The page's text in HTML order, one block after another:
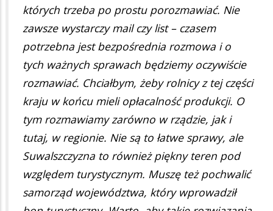
których trzeba po prostu porozmawiać. Nie
zawsze wystarczy mail czy list – czasem
potrzebna jest bezpośrednia rozmowa i o
tych ważnych sprawach będziemy oczywiście
rozmawiać. Chciałbym, żeby rolnicy z tej części
kraju w końcu mieli opłacalność produkcji. O
tym rozmawiamy zarówno w rządzie, jak i
tutaj, w regionie. Nie są to łatwe sprawy, ale
Suwalszczyzna to również piękny teren pod
względem turystycznym. Muszę też pochwalić
samorząd województwa, który wprowadził